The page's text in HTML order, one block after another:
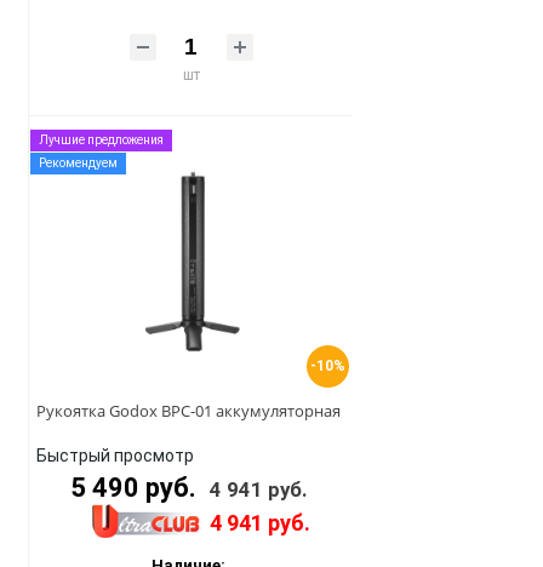
шт
-10%
Лучшие предложения
Рекомендуем
Рукоятка Godox BPC-01 аккумуляторная
Быстрый просмотр
5 490 руб. 4 941 руб.
4 941 руб.